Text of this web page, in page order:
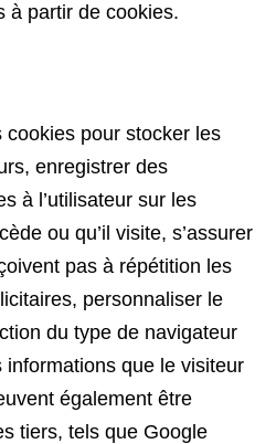
à partir de cookies.
pour stocker les
enregistrer des
à l’utilisateur sur les
ou qu’il visite, s’assurer
pas à répétition les
personnaliser le
du type de navigateur
que le visiteur
également être
tiers, tels que Google